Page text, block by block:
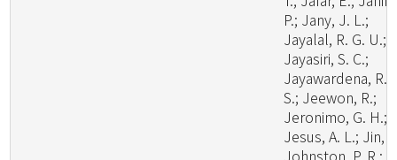
P.; Jany, J. L.;
Jayalal, R. G. U.;
Jayasiri, S. C.;
Jayawardena, R.
S.; Jeewon, R.;
Jeronimo, G. H.;
Jesus, A. L.; Jin,
Johnston, P. R.;